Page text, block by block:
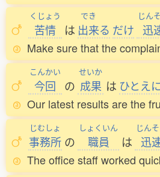
くじょう
苦情 は
でき
出来る だけ
じん
迅
Make sure that the
こんかい
今回 の
せいか
成果 は ひとえ
Our latest results are the
じむしょ
事務所 の
しょくいん
職員 は
じんそ
迅
The office staff worked